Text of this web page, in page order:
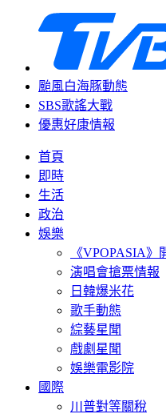
颱風白海豚動態
SBS歌謠大戰
優惠好康情報
首頁
即時
生活
政治
娛樂
《VPOPASIA》
演唱會搶票情報
日韓爆米花
歌手動態
綜藝星聞
戲劇星聞
娛樂電影院
國際
川普對等關稅